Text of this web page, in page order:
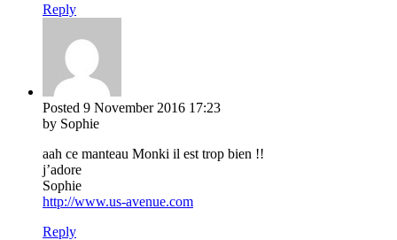
Reply
Posted 9 November 2016 17:23
by Sophie
aah ce manteau Monki il est trop bien !!
j’adore
Sophie
http://www.us-avenue.com
Reply